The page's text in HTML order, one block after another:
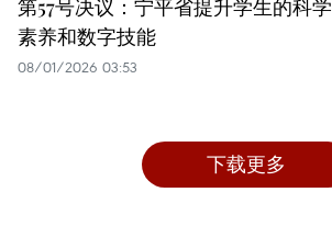
第57号决议：宁平省提升学生的科学
素养和数字技能
08/01/2026 03:53
下载更多